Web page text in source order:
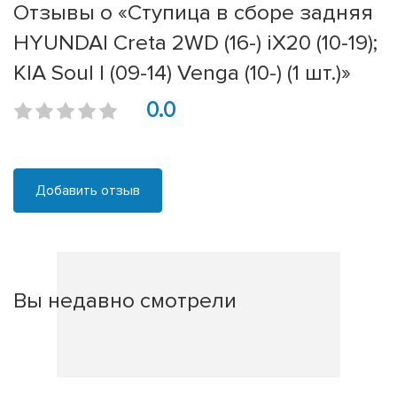
Отзывы о «Ступица в сборе задняя
HYUNDAI Creta 2WD (16-) iX20 (10-19);
KIA Soul I (09-14) Venga (10-) (1 шт.)»
0.0
Добавить отзыв
Вы недавно смотрели